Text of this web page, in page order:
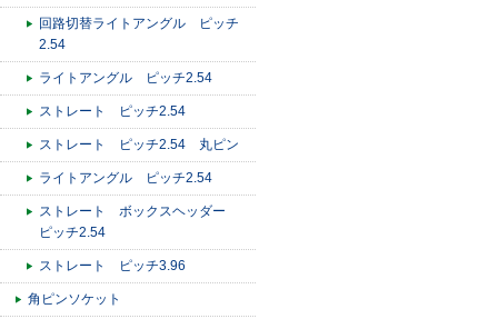
回路切替ライトアングル ピッチ
2.54
ライトアングル ピッチ2.54
ストレート ピッチ2.54
ストレート ピッチ2.54 丸ピン
ライトアングル ピッチ2.54
ストレート ボックスヘッダー
ピッチ2.54
ストレート ピッチ3.96
角ピンソケット